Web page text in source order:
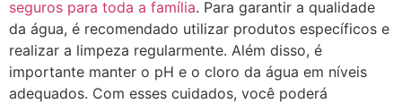
seguros para toda a família. Para garantir a qualidade
da água, é recomendado utilizar produtos específicos e
realizar a limpeza regularmente. Além disso, é
importante manter o pH e o cloro da água em níveis
adequados. Com esses cuidados, você poderá